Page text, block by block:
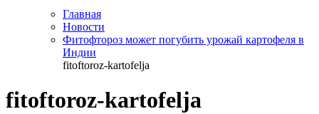
Главная
Новости
Фитофтороз может погубить урожай картофеля в
Индии
fitoftoroz-kartofelja
fitoftoroz-kartofelja